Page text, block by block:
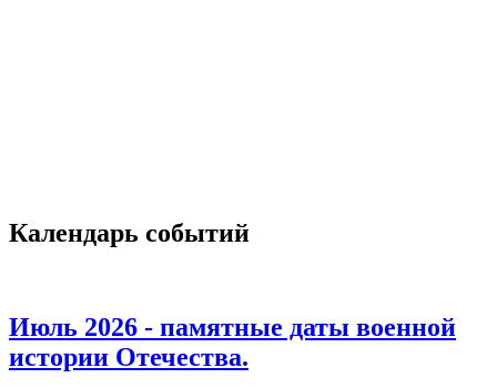
Календарь событий
Июль 2026 - памятные даты военной
истории Отечества.